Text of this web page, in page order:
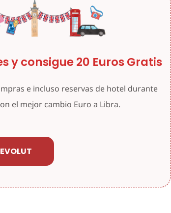
y consigue 20 Euros Gratis
e incluso reservas de hotel durante
el mejor cambio Euro a Libra.